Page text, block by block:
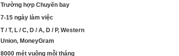
Trường hợp Chuyến bay
7-15 ngày làm việc
T / T, L / C, D / A, D / P, Western
Union, MoneyGram
8000 mét vuông mỗi tháng